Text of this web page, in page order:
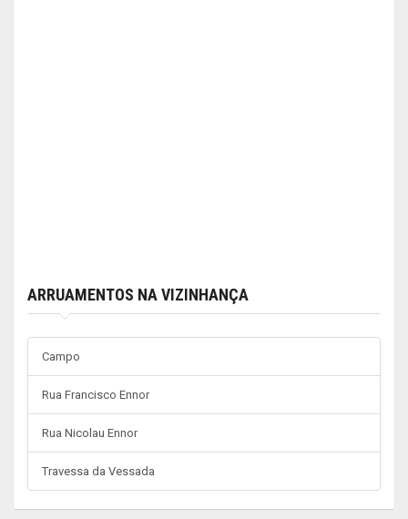
ARRUAMENTOS NA VIZINHANÇA
Campo
Rua Francisco Ennor
Rua Nicolau Ennor
Travessa da Vessada